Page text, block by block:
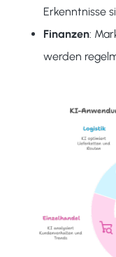
Erkenntnisse
Finanzen:
werden